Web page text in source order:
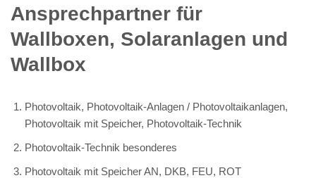
Ansprechpartner für
Wallboxen, Solaranlagen und
Wallbox
Photovoltaik, Photovoltaik-Anlagen / Photovoltaikanlagen,
Photovoltaik mit Speicher, Photovoltaik-Technik
Photovoltaik-Technik besonderes
Photovoltaik mit Speicher AN, DKB, FEU, ROT